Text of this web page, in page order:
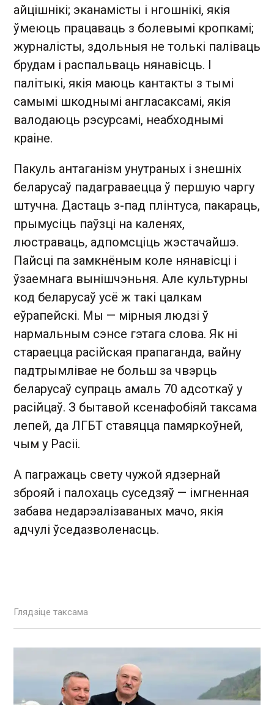
айцішнікі; эканамісты і нгошнікі, якія
ўмеюць працаваць з болевымі кропкамі;
журналісты, здольныя не толькі паліваць
брудам і распальваць нянавісць. І
палітыкі, якія маюць кантакты з тымі
самымі шкоднымі англасаксамі, якія
валодаюць рэсурсамі, неабходнымі
краіне.
Пакуль антаганізм унутраных і знешніх
беларусаў падаграваецца ў першую чаргу
штучна. Дастаць з-пад плінтуса, пакараць,
прымусіць паўзці на каленях,
люстраваць, адпомсціць жэстачайшэ.
Пайсці па замкнёным коле нянавісці і
ўзаемнага вынішчэньня. Але культурны
код беларусаў усё ж такі цалкам
еўрапейскі. Мы — мірныя людзі ў
нармальным сэнсе гэтага слова. Як ні
стараецца расійская прапаганда, вайну
падтрымлівае не больш за чвэрць
беларусаў супраць амаль 70 адсоткаў у
расійцаў. З бытавой ксенафобіяй таксама
лепей, да ЛГБТ ставяцца памяркоўней,
чым у Расіі.
А пагражаць свету чужой ядзернай
зброяй і палохаць суседзяў — імгненная
забава недарэалізаваных мачо, якія
адчулі ўседазволенасць.
Глядзіце таксама